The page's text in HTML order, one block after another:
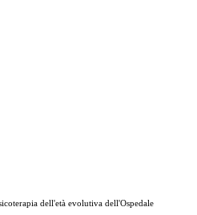
dell'età evolutiva dell'Ospedale